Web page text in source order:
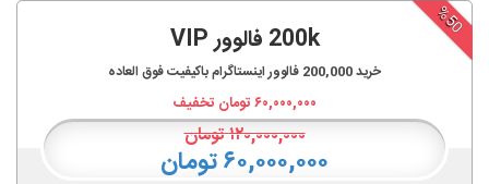
%50
200k فالوور VIP
خرید200,000 فالوور اینستاگرام باکیفیت فوق العاده
۶۰,۰۰۰,۰۰۰تومان تخفیف
۱۲۰,۰۰۰,۰۰۰تومان
۶۰,۰۰۰,۰۰۰ تومان